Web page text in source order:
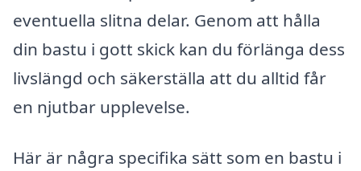
eventuella slitna delar. Genom att hålla
din bastu i gott skick kan du förlänga dess
livslängd och säkerställa att du alltid får
en njutbar upplevelse.
Här är några specifika sätt som en bastu i